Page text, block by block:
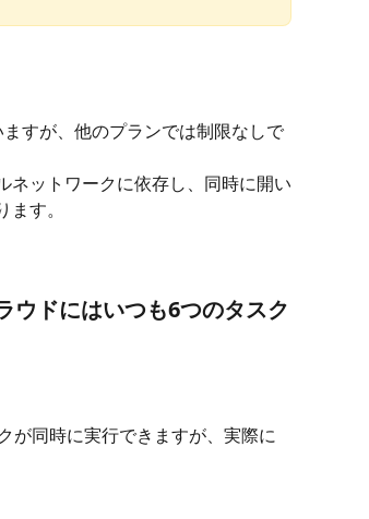
すが、他のプランでは制限なしで
ネットワークに依存し、同時に開い
す。
ウドにはいつも6つのタスク
が同時に実行できますが、実際に